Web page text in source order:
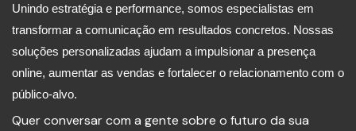
Unindo estratégia e performance, somos especialistas em
transformar a comunicação em resultados concretos. Nossas
soluções personalizadas ajudam a impulsionar a presença
online, aumentar as vendas e fortalecer o relacionamento com o
público-alvo.
Quer conversar com a gente sobre o futuro da sua